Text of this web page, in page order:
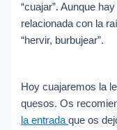
“cuajar”. Aunque
relacionada con la
“hervir, burbujear”.
Hoy cuajaremos la
quesos. Os
la entradaque os